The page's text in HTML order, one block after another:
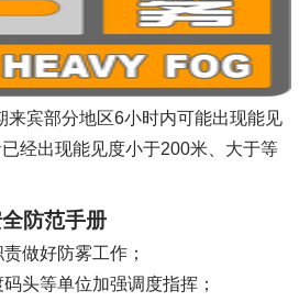
来宾部分地区6小时内可能出现能见
经出现能见度小于200米、大于等
防范手册
做好防雾工作；
头等单位加强调度指挥；